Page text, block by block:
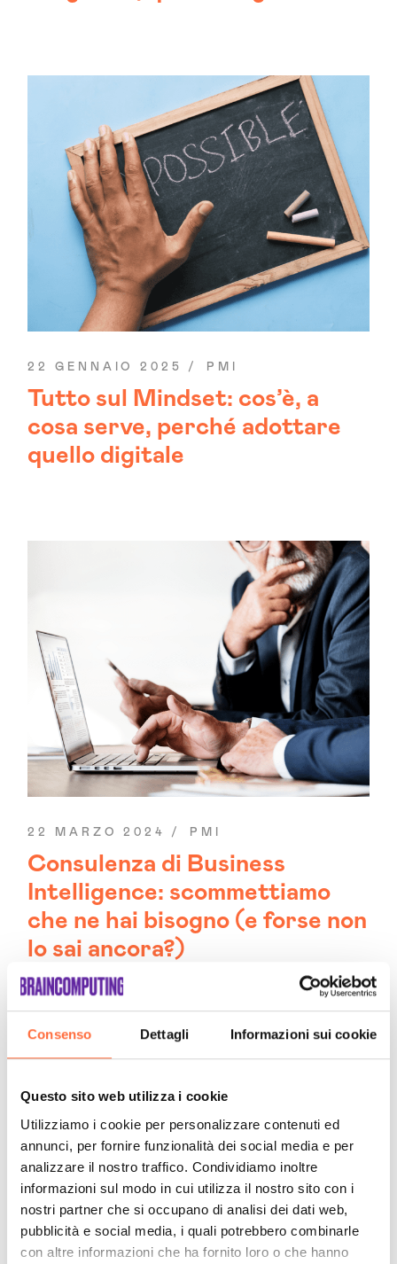
Consenso Dettagli Informazioni sui cookie
Questo sito web utilizza i cookie
Utilizziamo i cookie per personalizzare contenuti ed
annunci, per fornire funzionalità dei social media e per
analizzare il nostro traffico. Condividiamo inoltre
informazioni sul modo in cui utilizza il nostro sito con i
nostri partner che si occupano di analisi dei dati web,
pubblicità e social media, i quali potrebbero combinarle
con altre informazioni che ha fornito loro o che hanno
22 GENNAIO 2025 PMI
Tutto sul Mindset: cos’è, a
cosa serve, perché adottare
quello digitale
22 MARZO 2024 PMI
Consulenza di Business
Intelligence: scommettiamo
che ne hai bisogno (e forse non
lo sai ancora?)